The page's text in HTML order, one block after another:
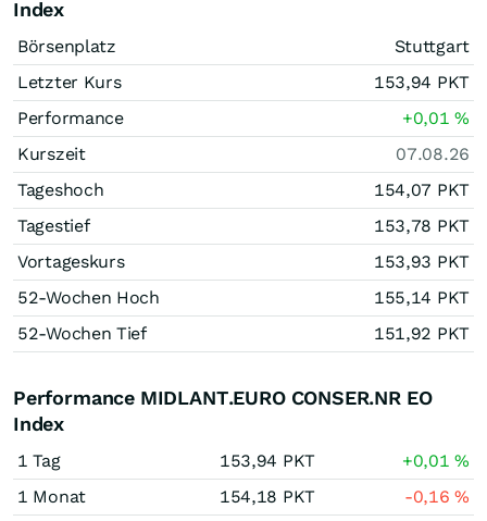
Index
Börsenplatz
Stuttgart
Letzter Kurs
153,94 PKT
Performance
+0,01%
Kurszeit
07.08.26
Tageshoch
154,07 PKT
Tagestief
153,78 PKT
Vortageskurs
153,93 PKT
52-Wochen Hoch
155,14 PKT
52-Wochen Tief
151,92 PKT
Performance MIDLANT.EURO CONSER.NR EO
Index
1 Tag 153,94 PKT +0,01%
1 Monat
154,18 PKT -0,16%